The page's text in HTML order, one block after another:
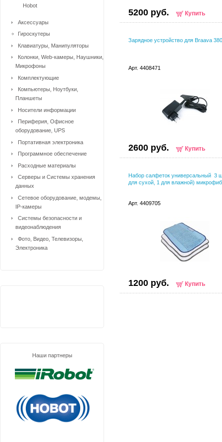
5200 руб. Купить
Зарядное устройство для Braava 380
Арт. 4408471
2600 руб. Купить
Набор салфеток универсальный 3
для сухой, 1 для влажной)
Арт. 4409705
1200 руб. Купить
Hobot
Аксессуары
Гироскутеры
Клавиатуры, Манипуляторы
Колонки, Web-камеры, Наушники,
Микрофоны
Комплектующие
Компьютеры, Ноутбуки,
Планшеты
Носители информации
Периферия, Офисное
оборудование, UPS
Портативная электроника
Программное обеспечение
Расходные материалы
Серверы и Системы хранения
данных
Сетевое оборудование, модемы,
IP-камеры
Системы безопасности и
видеонаблюдения
Фото, Видео, Телевизоры,
Электроника
Наши партнеры